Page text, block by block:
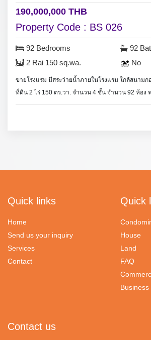
Property Code : BS 026
92 Bedrooms
2 Rai 150 sq.wa.
92
No
ขายโรงแรม มีสระว่ายน้ำภายในโรงแรม ใกล้สนามก
ที่ดิน 2 ไร่ 150 ตร.วา. จำนวน 4 ชั้น จำนวน 92 ห้อง
ส่วน
190,000,000 THB
Quick links
Home
Send us your inquiry
Services
Contact
Quick
House
Land
FAQ
Business
Contact us